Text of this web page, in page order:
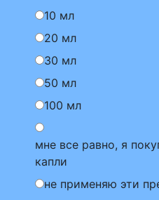
10 мл
20 мл
30 мл
50 мл
100 мл
мне все равно, я
капли
не применяю эти